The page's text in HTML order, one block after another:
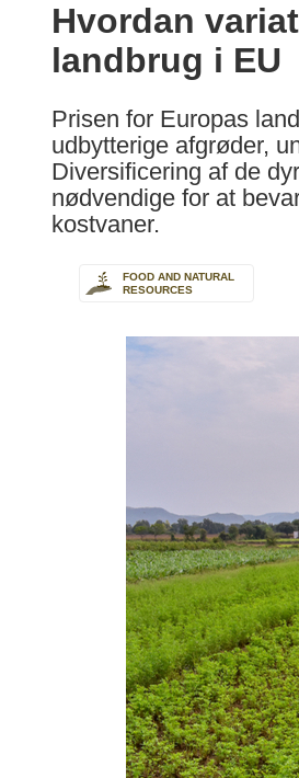
the
following
languages:
Hvordan
landbrug i EU
Prisen for Europas
udbytterige afgrøder,
Diversificering af de
nødvendige for at
kostvaner.
FOOD AND NATURAL
RESOURCES